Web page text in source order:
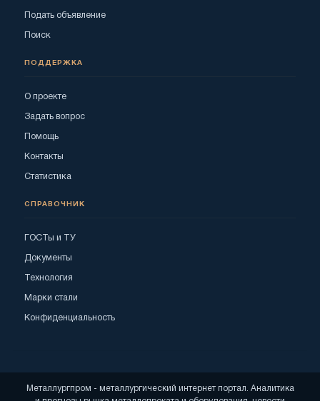
Подать объявление
Поиск
ПОДДЕРЖКА
О проекте
Задать вопрос
Помощь
Контакты
Статистика
СПРАВОЧНИК
ГОСТы и ТУ
Документы
Технология
Марки стали
Конфиденциальность
Металлургпром - металлургический интернет портал. Аналитика